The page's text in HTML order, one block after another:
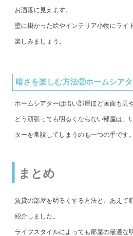
お洒落に見えます。
壁に掛かった絵やインテリア小物にライ
楽しみましょう。
暗さを楽しむ方法②ホームシア
ホームシアターは暗い部屋ほど画面も見
どう頑張っても明るくならない部屋は、
ターを常設してしまうのも一つの手です。
まとめ
賃貸の部屋を明るくする方法と、あえて
紹介しました。
ライフスタイルによっても部屋の最適な